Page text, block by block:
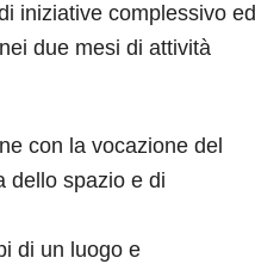
iniziative complessivo ed
due mesi di attività
con la vocazione del
dello spazio e di
di un luogo e